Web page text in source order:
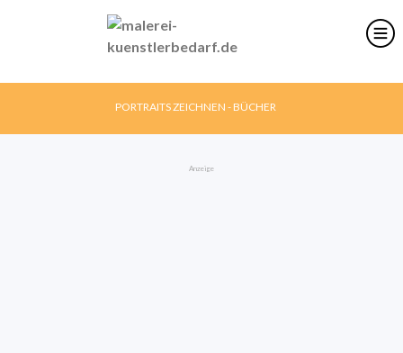
PORTRAITS ZEICHNEN - BÜCHER
Anzeige